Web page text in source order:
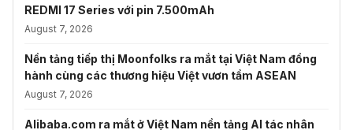
REDMI 17 Series với pin 7.500mAh
August 7, 2026
Nền tảng tiếp thị Moonfolks ra mắt tại Việt Nam đồng
hành cùng các thương hiệu Việt vươn tầm ASEAN
August 7, 2026
Alibaba.com ra mắt ở Việt Nam nền tảng AI tác nhân